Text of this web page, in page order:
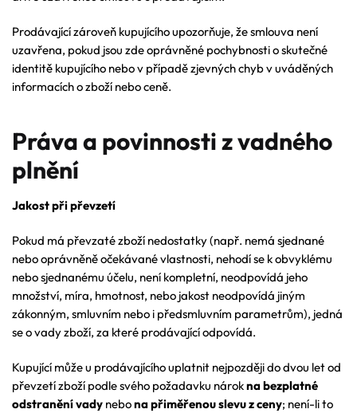
Prodávající zároveň kupujícího upozorňuje, že smlouva není
uzavřena, pokud jsou zde oprávněné pochybnosti o skutečné
identitě kupujícího nebo v případě zjevných chyb v uváděných
informacích o zboží nebo ceně.
Práva a povinnosti z vadného
plnění
Jakost při převzetí
Pokud má převzaté zboží nedostatky (např. nemá sjednané
nebo oprávněně očekávané vlastnosti, nehodí se k obvyklému
nebo sjednanému účelu, není kompletní, neodpovídá jeho
množství, míra, hmotnost, nebo jakost neodpovídá jiným
zákonným, smluvním nebo i předsmluvním parametrům), jedná
se o vady zboží, za které prodávající odpovídá.
Kupující může u prodávajícího uplatnit nejpozději do dvou let od
převzetí zboží podle svého požadavku nárokna bezplatné
odstranění vady nebona přiměřenou slevu z ceny; není-li to